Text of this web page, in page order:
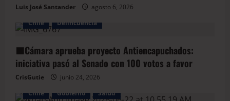
Luis José Santander
agosto 6, 2026
Chile
Delincuencia
🟦Cámara aprueba proyecto Antiencapuchados:
iniciativa pasó al Senado con 100 votos a favor
CrisGutie
junio 24, 2026
Chile
Gobierno Salud